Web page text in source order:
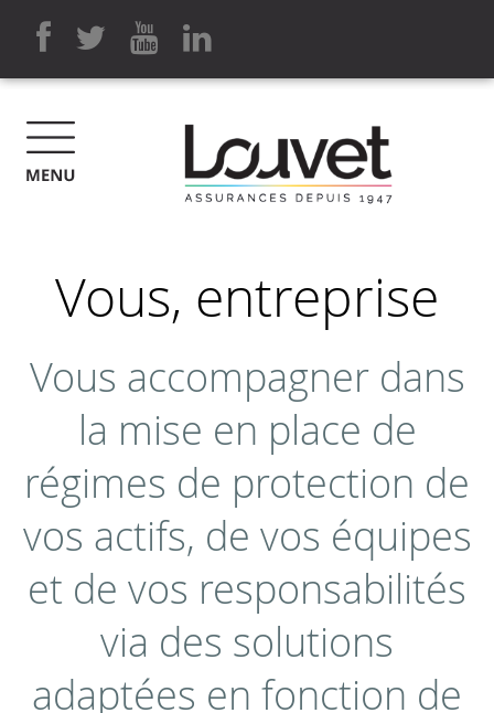
Vous, entreprise
Vous accompagner dans
la mise en place de
régimes de protection de
vos actifs, de vos équipes
et de vos responsabilités
via des solutions
adaptées en fonction de